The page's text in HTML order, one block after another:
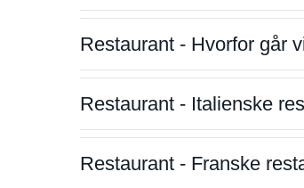
Restaurant - Hvorfor går
Restaurant - Italienske
Restaurant - Franske